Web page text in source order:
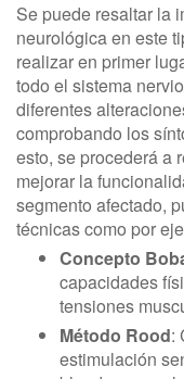
Se puede resaltar la
neurológica en este
realizar en primer
todo el sistema
diferentes
comprobando los
esto, se procederá a
mejorar la
segmento afectado,
técnicas como por
Concepto
capacidades
tensiones
Método Rood:
estimulación